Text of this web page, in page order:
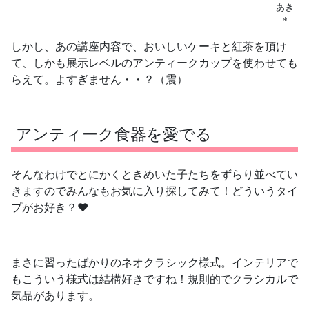
あき
＊
しかし、あの講座内容で、おいしいケーキと紅茶を頂け
て、しかも展示レベルのアンティークカップを使わせても
らえて。よすぎません・・？（震）
アンティーク食器を愛でる
そんなわけでとにかくときめいた子たちをずらり並べてい
きますのでみんなもお気に入り探してみて！どういうタイ
プがお好き？❤️
まさに習ったばかりのネオクラシック様式。インテリアで
もこういう様式は結構好きですね！規則的でクラシカルで
気品があります。